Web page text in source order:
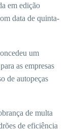
em edição
data de quinta-
um
as empresas
de autopeças
de multa
de eficiência